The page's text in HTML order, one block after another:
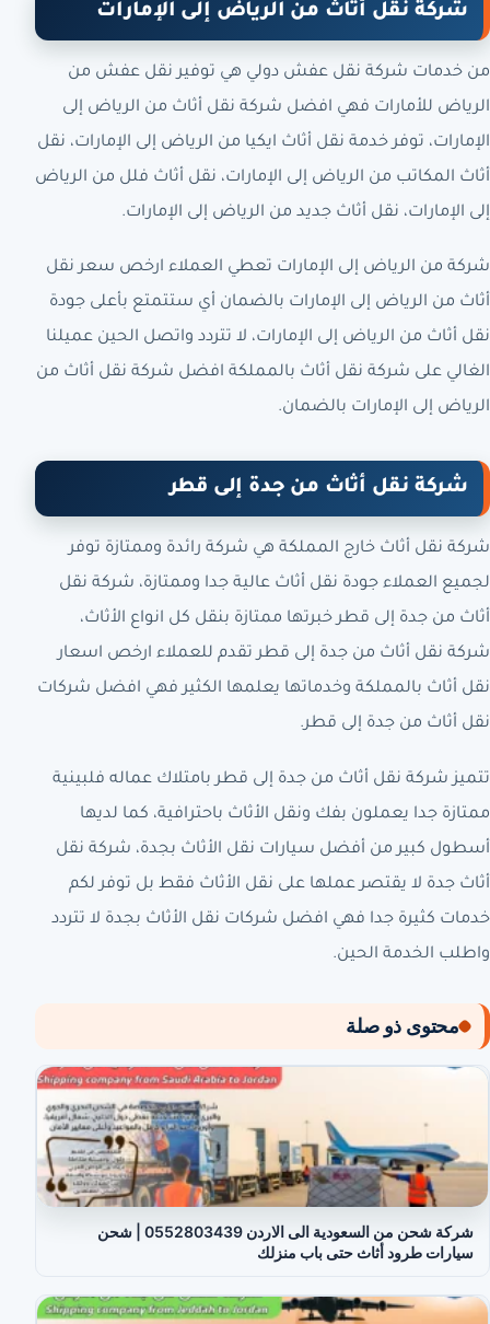
شركة نقل أثاث من الرياض إلى الإمارات
من خدمات شركة نقل عفش دولي هي توفير نقل عفش من
الرياض للأمارات فهي افضل شركة نقل أثاث من الرياض إلى
الإمارات، توفر خدمة نقل أثاث ايكيا من الرياض إلى الإمارات، نقل
أثاث المكاتب من الرياض إلى الإمارات، نقل أثاث فلل من الرياض
إلى الإمارات، نقل أثاث جديد من الرياض إلى الإمارات.
شركة من الرياض إلى الإمارات تعطي العملاء ارخص سعر نقل
أثاث من الرياض إلى الإمارات بالضمان أي ستتمتع بأعلى جودة
نقل أثاث من الرياض إلى الإمارات، لا تتردد واتصل الحين عميلنا
الغالي على شركة نقل أثاث بالمملكة افضل شركة نقل أثاث من
الرياض إلى الإمارات بالضمان.
شركة نقل أثاث من جدة إلى قطر
شركة نقل أثاث خارج المملكة هي شركة رائدة وممتازة توفر
لجميع العملاء جودة نقل أثاث عالية جدا وممتازة، شركة نقل
أثاث من جدة إلى قطر خبرتها ممتازة بنقل كل انواع الأثاث،
شركة نقل أثاث من جدة إلى قطر تقدم للعملاء ارخص اسعار
نقل أثاث بالمملكة وخدماتها يعلمها الكثير فهي افضل شركات
نقل أثاث من جدة إلى قطر.
تتميز شركة نقل أثاث من جدة إلى قطر بامتلاك عماله فلبينية
ممتازة جدا يعملون بفك ونقل الأثاث باحترافية، كما لديها
أسطول كبير من أفضل سيارات نقل الأثاث بجدة، شركة نقل
أثاث جدة لا يقتصر عملها على نقل الأثاث فقط بل توفر لكم
خدمات كثيرة جدا فهي افضل شركات نقل الأثاث بجدة لا تتردد
واطلب الخدمة الحين.
محتوى ذو صلة
شركة شحن من السعودية الى الاردن 0552803439 | شحن
سيارات طرود أثاث حتى باب منزلك